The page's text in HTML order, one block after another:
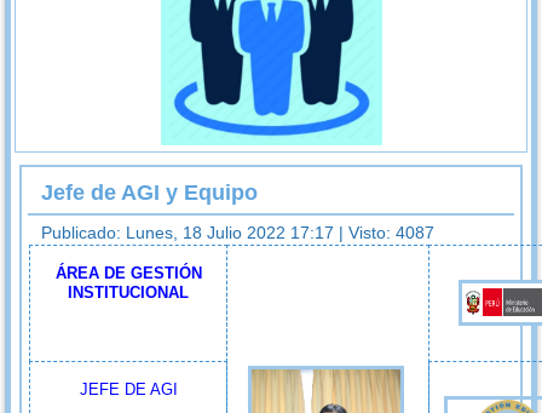
Jefe de AGI y Equipo
Publicado: Lunes, 18 Julio 2022 17:17 | Visto: 4087
ÁREA DE GESTIÓN
INSTITUCIONAL
JEFE DE AGI